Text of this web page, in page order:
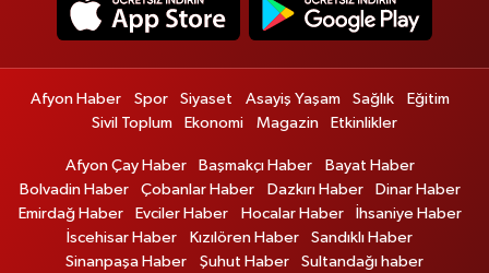
Afyon Haber Spor Siyaset Asayiş Yaşam Sağlık
Eğitim
Sivil Toplum
Ekonomi Magazin Etkinlikler
Afyon Çay Haber Başmakçı Haber
Bayat Haber
Bolvadin Haber
Çobanlar Haber Dazkırı Haber
Dinar Haber
Emirdağ Haber
Evciler Haber Hocalar Haber
İhsaniye Haber
İscehisar Haber
Kızılören Haber
Sandıklı Haber
Sinanpaşa Haber
Şuhut Haber Sultandağı haber